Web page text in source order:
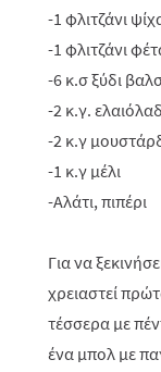
-1 φλιτζάνι
-1 φλιτζάνι
-6 κ.σ ξύδι
-2 κ.γ.
-2 κ.γ
-1 κ.γ μέλι
-Αλάτι, πιπέρι
Για να
χρειαστεί
τέσσερα με
ένα μπολ με